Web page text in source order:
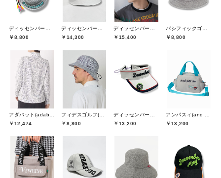
￥8,800
￥14,300
￥15,400
￥8,800
￥12,474
￥8,800
￥13,200
￥13,200